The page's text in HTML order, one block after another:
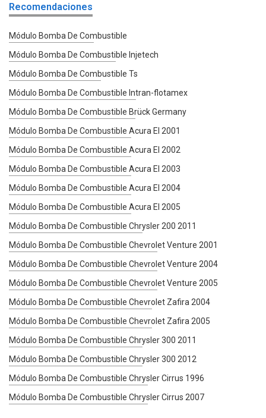
Recomendaciones
Módulo Bomba De Combustible
Módulo Bomba De Combustible Injetech
Módulo Bomba De Combustible Ts
Módulo Bomba De Combustible Intran-flotamex
Módulo Bomba De Combustible Brück Germany
Módulo Bomba De Combustible Acura El 2001
Módulo Bomba De Combustible Acura El 2002
Módulo Bomba De Combustible Acura El 2003
Módulo Bomba De Combustible Acura El 2004
Módulo Bomba De Combustible Acura El 2005
Módulo Bomba De Combustible Chrysler 200 2011
Módulo Bomba De Combustible Chevrolet Venture 2001
Módulo Bomba De Combustible Chevrolet Venture 2004
Módulo Bomba De Combustible Chevrolet Venture 2005
Módulo Bomba De Combustible Chevrolet Zafira 2004
Módulo Bomba De Combustible Chevrolet Zafira 2005
Módulo Bomba De Combustible Chrysler 300 2011
Módulo Bomba De Combustible Chrysler 300 2012
Módulo Bomba De Combustible Chrysler Cirrus 1996
Módulo Bomba De Combustible Chrysler Cirrus 2007